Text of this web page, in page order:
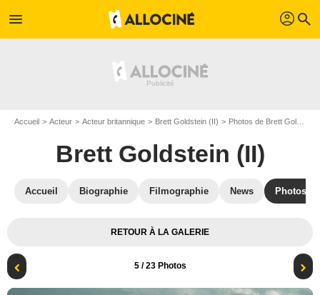
menu profil search
Accueil Acteur Acteur britannique Brett Goldstein (II) Photos de Brett Goldstein (II)
Brett Goldstein (II)
Accueil Biographie Filmographie News Photos
RETOUR À LA GALERIE
5/ 23 Photos